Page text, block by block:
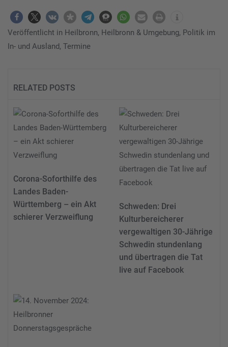
Veröffentlicht in Heilbronn, Heilbronn & Umgebung, Politik im
In- und Ausland, Termine
RELATED POSTS
Corona-Soforthilfe des
Landes Baden-
Württemberg – ein Akt
schierer Verzweiflung
Schweden: Drei
Kulturbereicherer
vergewaltigen 30-Jährige
Schwedin stundenlang
und übertragen die Tat
live auf Facebook